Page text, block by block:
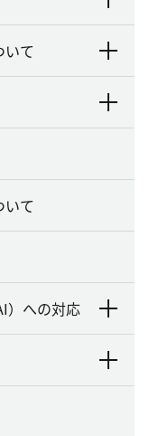
て
いて
）への対応